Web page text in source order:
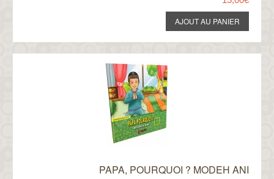
PAPA, POURQUOI ? MODEH ANI